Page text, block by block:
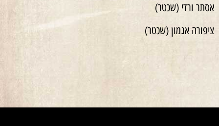
אסתר ורדי (שכטר)
ציפורה אגמון (שכטר)